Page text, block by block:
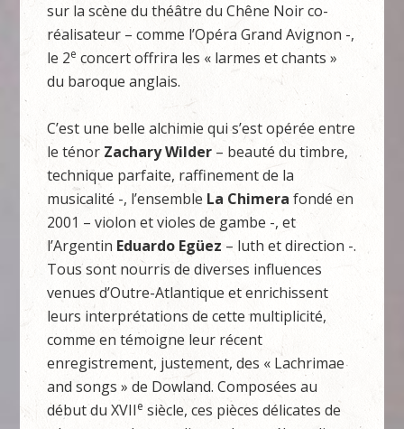
sur la scène du théâtre du Chêne Noir co-
réalisateur – comme l’Opéra Grand Avignon -,
le 2e concert offrira les « larmes et chants »
du baroque anglais.
C’est une belle alchimie qui s’est opérée entre
le ténor Zachary Wilder – beauté du timbre,
technique parfaite, raffinement de la
musicalité -, l’ensemble La Chimera fondé en
2001 – violon et violes de gambe -, et
l’Argentin Eduardo Egüez – luth et direction -.
Tous sont nourris de diverses influences
venues d’Outre-Atlantique et enrichissent
leurs interprétations de cette multiplicité,
comme en témoigne leur récent
enregistrement, justement, des « Lachrimae
and songs » de Dowland. Composées au
début du XVIIe siècle, ces pièces délicates de